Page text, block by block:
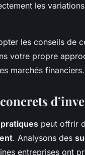
les
les conseils de
votre propre
marchés financiers.
peut offrir
. Analysons des
entreprises ont